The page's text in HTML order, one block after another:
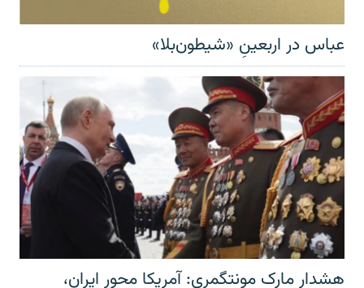
عباس در اربعینِ «شیطون‌بلا»
هشدار مارک مونتگمری: آمریکا محور ایران،